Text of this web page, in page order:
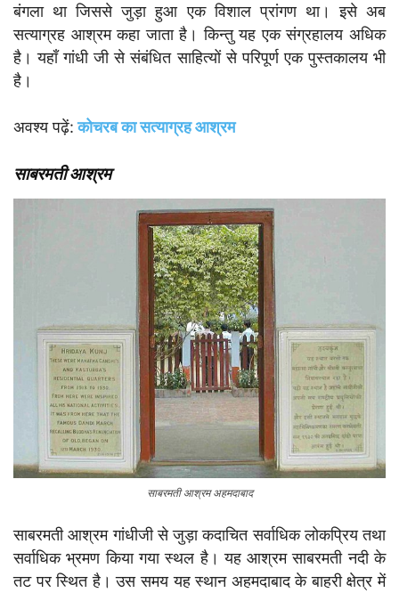
बंगला था जिससे जुड़ा हुआ एक विशाल प्रांगण था। इसे अब
सत्याग्रह आश्रम कहा जाता है। किन्तु यह एक संग्रहालय अधिक
है। यहाँ गांधी जी से संबंधित साहित्यों से परिपूर्ण एक पुस्तकालय भी
है।
अवश्य पढ़ें: कोचरब का सत्याग्रह आश्रम
साबरमती आश्रम
साबरमती आश्रम अहमदाबाद
साबरमती आश्रम गांधीजी से जुड़ा कदाचित सर्वाधिक लोकप्रिय तथा
सर्वाधिक भ्रमण किया गया स्थल है। यह आश्रम साबरमती नदी के
तट पर स्थित है। उस समय यह स्थान अहमदाबाद के बाहरी क्षेत्र में